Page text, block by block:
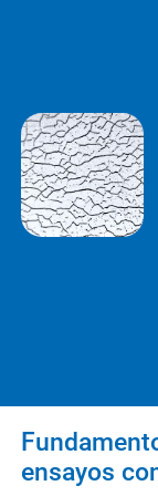
ensayos